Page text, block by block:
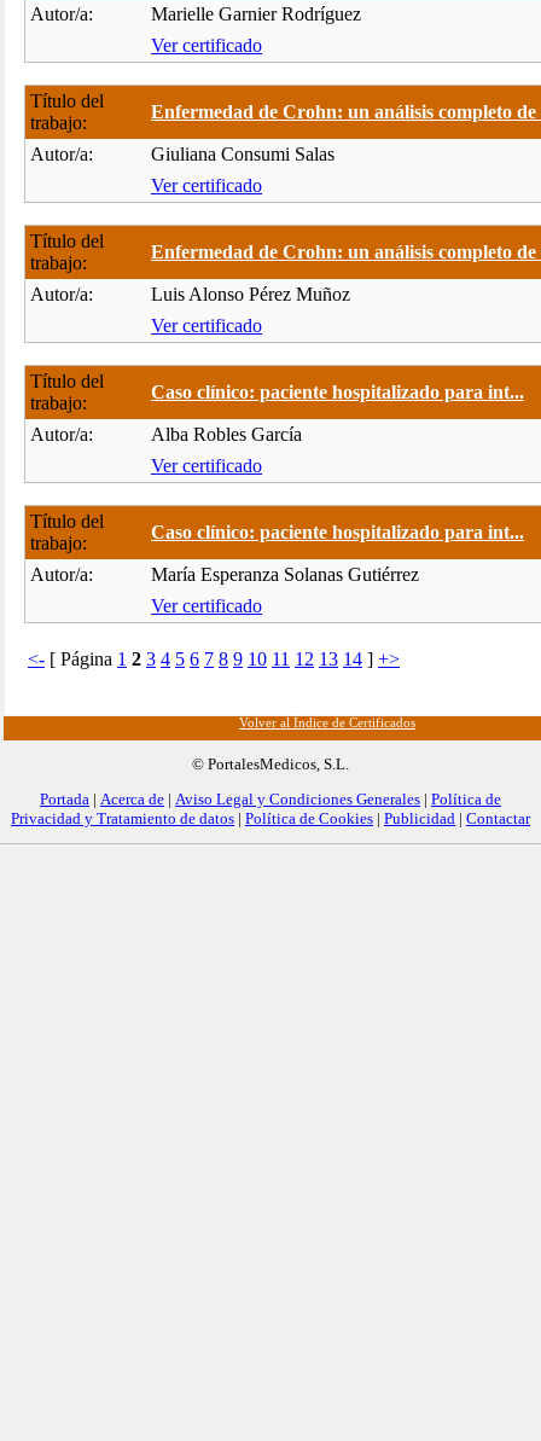
Autor/a:
Marielle Garnier Rodríguez
Ver certificado
Título del
trabajo:
Enfermedad de Crohn: un análisis completo de
Autor/a:
Giuliana Consumi Salas
Ver certificado
Título del
trabajo:
Enfermedad de Crohn: un análisis completo de
Autor/a:
Luis Alonso Pérez Muñoz
Ver certificado
Título del
trabajo:
Caso clínico: paciente hospitalizado para int...
Autor/a:
Alba Robles García
Ver certificado
Título del
trabajo:
Caso clínico: paciente hospitalizado para int...
Autor/a:
María Esperanza Solanas Gutiérrez
Ver certificado
<- [ Página 1 2 3 4 5 6 7 8 9 10 11 12 13 14 ] +>
Volver al Índice de Certificados
© PortalesMedicos, S.L.
Portada | Acerca de | Aviso Legal y Condiciones Generales | Política de
Privacidad y Tratamiento de datos | Política de Cookies | Publicidad | Contactar